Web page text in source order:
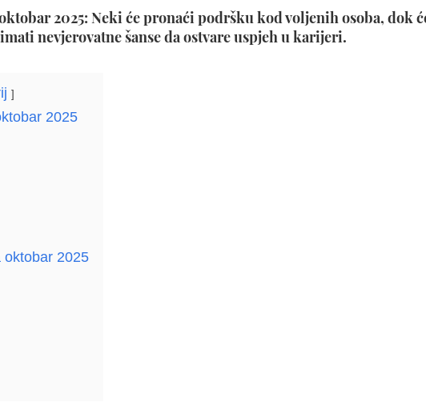
2025: Neki će pronaći podršku kod voljenih osoba, dok
nevjerovatne šanse da ostvare uspjeh u karijeri.
2025
oktobar 2025